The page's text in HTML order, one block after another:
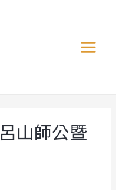
山師公暨